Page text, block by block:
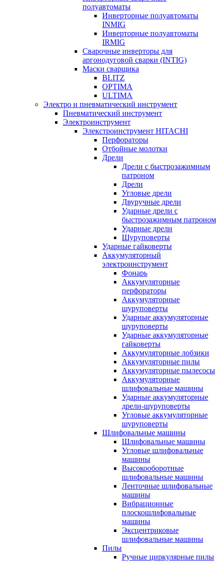
полуавтоматы
Инверторные полуавтоматы
INMIG
Инверторные полуавтоматы
IRMIG
Сварочные инверторы для
аргонодуговой сварки (INTIG)
Маски сварщика
BLITZ
OPTIMA
ULTIMA
Электро и пневматический инструмент
Пневматический инструмент
Электроинструмент
Элекстроинструмент HITACHI
Перфораторы
Отбойные молотки
Дрели
Дрели с быстрозажимным
патроном
Дрели
Угловые дрели
Двуручные дрели
Ударные дрели с
быстрозажимным патроном
Ударные дрели
Шуруповерты
Ударные гайковерты
Аккумуляторный
электроинструмент
Фонарь
Аккумуляторные
перфораторы
Аккумуляторные
шуруповерты
Ударные аккумуляторные
шуруповерты
Ударные аккумуляторные
гайковерты
Аккумуляторные лобзики
Аккумуляторные пилы
Аккумуляторные пылесосы
Аккумуляторные
шлифовальные машины
Ударные аккумуляторные
дрели-шуруповерты
Угловые аккумуляторные
шуруповерты
Шлифовальные машины
Шлифовальные машины
Угловые шлифовальные
машины
Высокооборотные
шлифовальные машины
Ленточные шлифовальные
машины
Вибрационные
плоскошлифовальные
машины
Эксцентриковые
шлифовальные машины
Пилы
Ручные циркулярные пилы